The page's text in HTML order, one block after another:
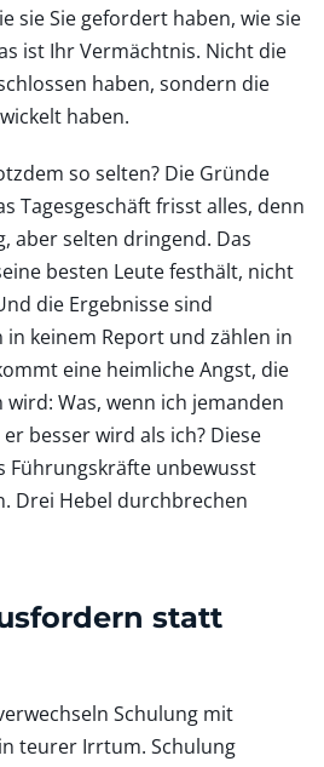
sie Sie gefordert haben, wie sie
ist Ihr Vermächtnis. Nicht die
haben, sondern die
haben.
so selten? Die Gründe
Tagesgeschäft frisst alles, denn
aber selten dringend. Das
besten Leute festhält, nicht
die Ergebnisse sind
keinem Report und zählen in
eine heimliche Angst, die
Was, wenn ich jemanden
besser wird als ich? Diese
Führungskräfte unbewusst
Drei Hebel durchbrechen
statt
Schulung mit
teurer Irrtum. Schulung